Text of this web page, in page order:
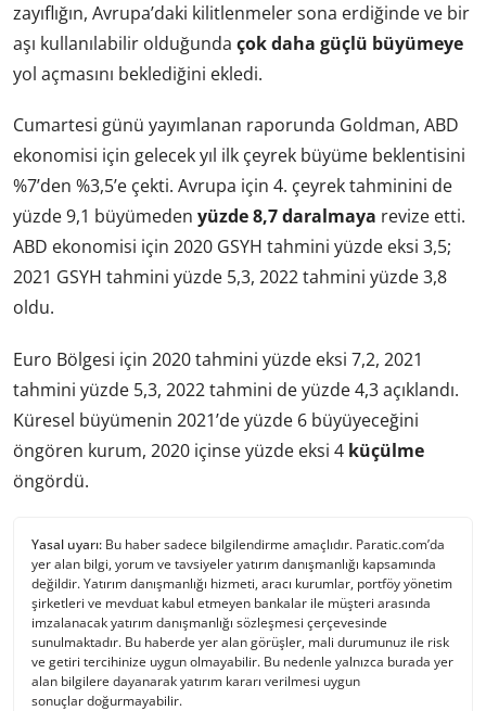
zayıflığın, Avrupa’daki kilitlenmeler sona erdiğinde ve bir
aşı kullanılabilir olduğunda çok daha güçlü büyümeye
yol açmasını beklediğini ekledi.
Cumartesi günü yayımlanan raporunda Goldman, ABD
ekonomisi için gelecek yıl ilk çeyrek büyüme beklentisini
%7’den %3,5’e çekti. Avrupa için 4. çeyrek tahminini de
yüzde 9,1 büyümeden yüzde 8,7 daralmaya revize etti.
ABD ekonomisi için 2020 GSYH tahmini yüzde eksi 3,5;
2021 GSYH tahmini yüzde 5,3, 2022 tahmini yüzde 3,8
oldu.
Euro Bölgesi için 2020 tahmini yüzde eksi 7,2, 2021
tahmini yüzde 5,3, 2022 tahmini de yüzde 4,3 açıklandı.
Küresel büyümenin 2021’de yüzde 6 büyüyeceğini
öngören kurum, 2020 içinse yüzde eksi 4 küçülme
öngördü.
Yasal uyarı: Bu haber sadece bilgilendirme amaçlıdır. Paratic.com’da
yer alan bilgi, yorum ve tavsiyeler yatırım danışmanlığı kapsamında
değildir. Yatırım danışmanlığı hizmeti, aracı kurumlar, portföy yönetim
şirketleri ve mevduat kabul etmeyen bankalar ile müşteri arasında
imzalanacak yatırım danışmanlığı sözleşmesi çerçevesinde
sunulmaktadır. Bu haberde yer alan görüşler, mali durumunuz ile risk
ve getiri tercihinize uygun olmayabilir. Bu nedenle yalnızca burada yer
alan bilgilere dayanarak yatırım kararı verilmesi uygun
sonuçlar doğurmayabilir.